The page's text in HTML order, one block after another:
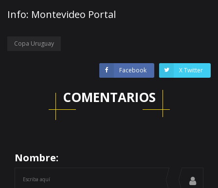
Info: Montevideo Portal
Copa Uruguay
Facebook X Twitter
COMENTARIOS
Nombre: